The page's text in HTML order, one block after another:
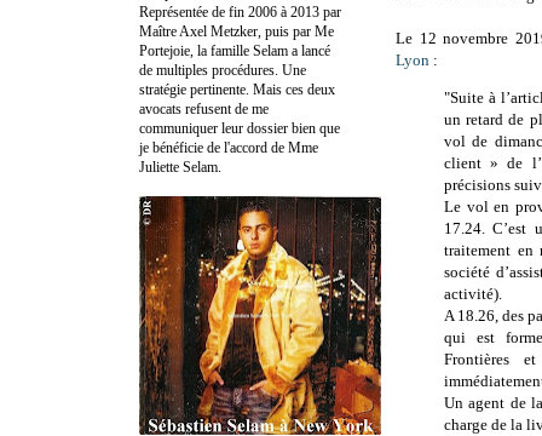
Le 12 novembre
Lyon :
"Suite à
un retard de
vol de
client » de
précisions
Le vol en
17.24. C’est
traitement en
société
activité).
A 18.26, des
qui est
Frontières
Un agent de
charge de la
Représentée de fin 2006 à 2013 par
Maître Axel Metzker, puis par Me
Portejoie, la famille Selam a lancé
de multiples procédures. Une
stratégie pertinente. Mais ces deux
avocats refusent de me
communiquer leur dossier bien que
je bénéficie de l'accord de Mme
Juliette Selam.